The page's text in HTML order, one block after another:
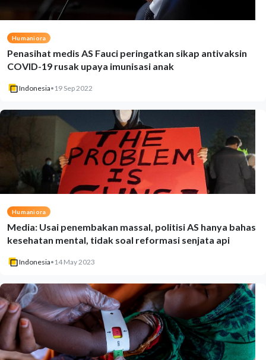
Humaniora
Penasihat medis AS Fauci peringatkan sikap antivaksin
COVID-19 rusak upaya imunisasi anak
Indonesia• 19 Sep 2022
Humaniora
Media: Usai penembakan massal, politisi AS hanya bahas
kesehatan mental, tidak soal reformasi senjata api
Indonesia• 14 May 2023